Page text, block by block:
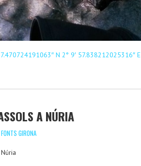
N 2° 9′ 57.838212025316″ E
A NÚRIA
FONTS GIRONA